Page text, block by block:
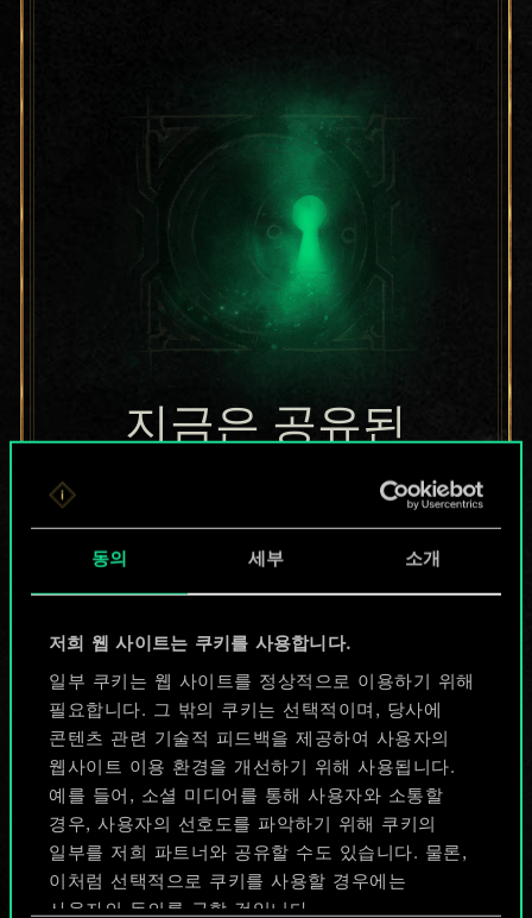
동의 세부 소개
저희 웹 사이트는 쿠키를 사용합니다.
일부 쿠키는 웹 사이트를 정상적으로 이용하기 위해
필요합니다. 그 밖의 쿠키는 선택적이며, 당사에
콘텐츠 관련 기술적 피드백을 제공하여 사용자의
웹사이트 이용 환경을 개선하기 위해 사용됩니다.
예를 들어, 소셜 미디어를 통해 사용자와 소통할
경우, 사용자의 선호도를 파악하기 위해 쿠키의
일부를 저희 파트너와 공유할 수도 있습니다. 물론,
이처럼 선택적으로 쿠키를 사용할 경우에는
사용자의 동의를 구할 것입니다.
지금은 공유된
카드들에 지나지
않지만
무궁무진한
가능성을 가지고
있습니다!
덱 이름 짓기 & 가이드 작성하기
덱 편집